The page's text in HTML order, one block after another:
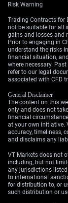
Risk Warning
Trading Contracts for
not be suitable for all
gains and losses and
Prior to engaging in
understand the risks
financial situation,
where necessary.
refer to our legal
associated with CFD
General Disclaimer
The content on this
only and does not
financial
at your own initiative.
accuracy, timeliness,
and disclaims any
VT Markets does not
including, but not
any jurisdictions
to international
for distribution to, or
such distribution or